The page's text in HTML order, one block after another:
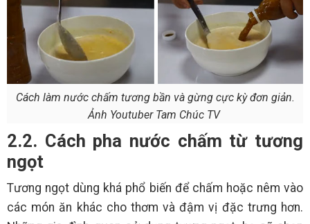
Cách làm nước chấm tương bần và gừng cực kỳ đơn giản.
Ảnh Youtuber Tam Chúc TV
2.2. Cách pha nước chấm từ tương
ngọt
Tương ngọt dùng khá phổ biến để chấm hoặc nêm vào
các món ăn khác cho thơm và đậm vị đặc trưng hơn.